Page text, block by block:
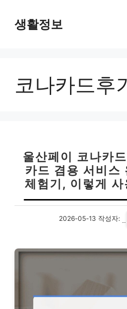
생활정보
코나카드후
울산페이 코나카
카드 겸용 서비스
체험기, 이렇게
2026-05-13 작성자: